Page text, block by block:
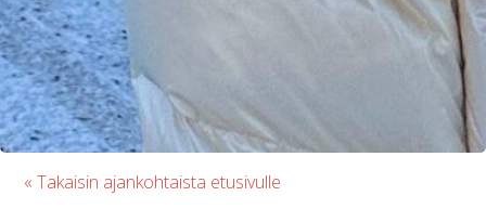
« Takaisin ajankohtaista etusivulle